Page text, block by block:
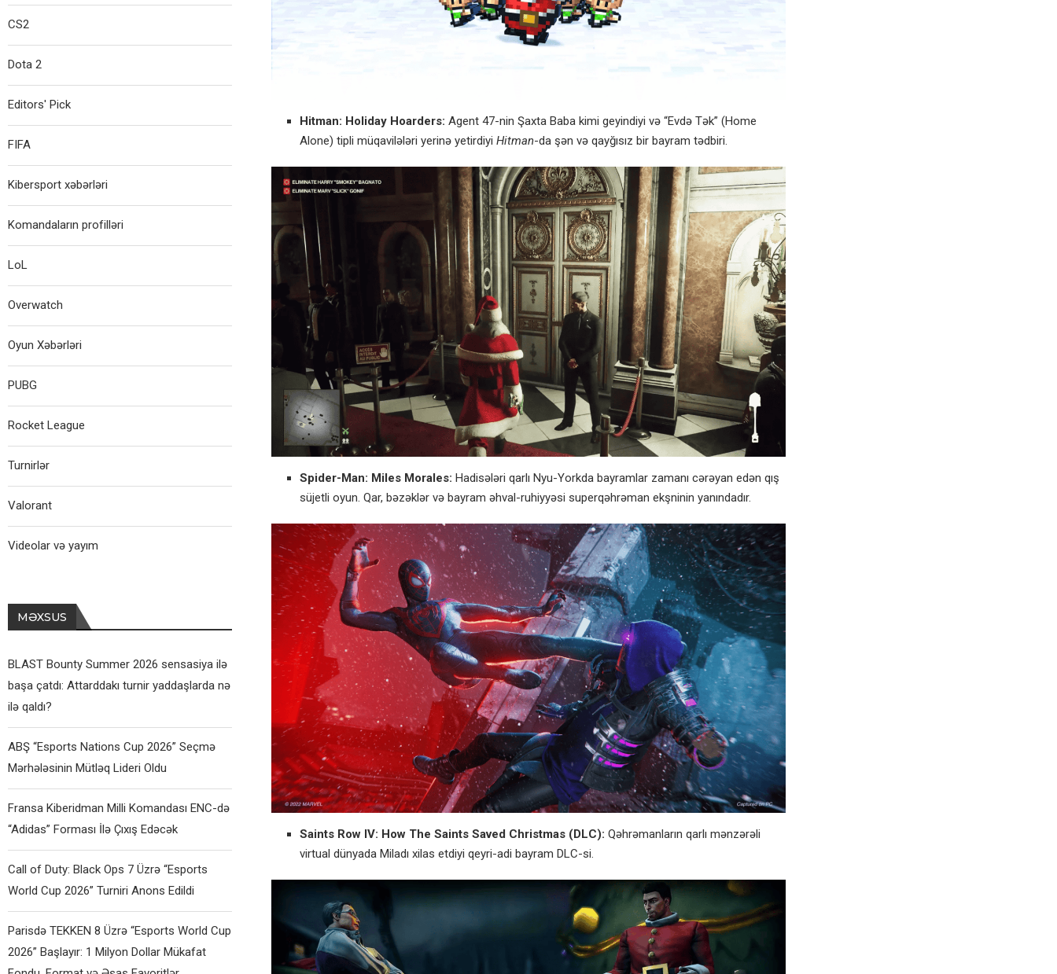
Hitman: Holiday Hoarders: Agent 47-nin Şaxta Baba kimi geyindiyi və “Evdə Tək” (Home
Alone) tipli müqavilələri yerinə yetirdiyi Hitman-da şən və qayğısız bir bayram tədbiri.
Spider-Man: Miles Morales: Hadisələri qarlı Nyu-Yorkda bayramlar zamanı cərəyan edən qış
süjetli oyun. Qar, bəzəklər və bayram əhval-ruhiyyəsi superqəhrəman ekşninin yanındadır.
Saints Row IV: How The Saints Saved Christmas (DLC): Qəhrəmanların qarlı mənzərəli
virtual dünyada Miladı xilas etdiyi qeyri-adi bayram DLC-si.
CS2
Dota 2
Editors' Pick
FIFA
Kibersport xəbərləri
Komandaların profilləri
LoL
Overwatch
Oyun Xəbərləri
PUBG
Rocket League
Turnirlər
Valorant
Videolar və yayım
MƏXSUS
BLAST Bounty Summer 2026 sensasiya ilə
başa çatdı: Attarddakı turnir yaddaşlarda nə
ilə qaldı?
ABŞ “Esports Nations Cup 2026” Seçmə
Mərhələsinin Mütləq Lideri Oldu
Fransa Kiberidman Milli Komandası ENC-də
“Adidas” Forması İlə Çıxış Edəcək
Call of Duty: Black Ops 7 Üzrə “Esports
World Cup 2026” Turniri Anons Edildi
Parisdə TEKKEN 8 Üzrə “Esports World Cup
2026” Başlayır: 1 Milyon Dollar Mükafat